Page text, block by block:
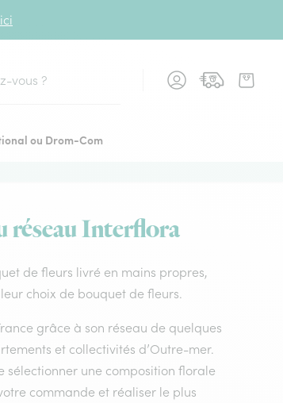
ici
ou Drom-Com
réseau Interflora
de fleurs livré en mains propres,
choix de bouquet de fleurs.
grâce à son réseau de quelques
et collectivités d’Outre-mer.
sélectionner une composition florale
commande et réaliser le plus